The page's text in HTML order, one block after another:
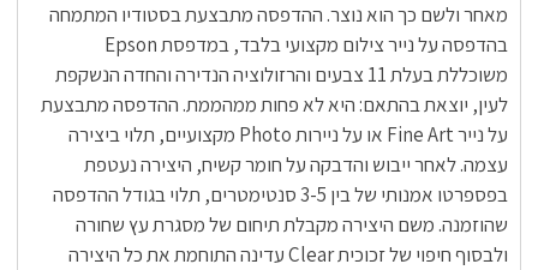
מאחר ולשם כך הוא נוצר. ההדפסה מתבצעת בסטודיו המתמחה
בהדפסה על נייר צילום מקצועי בלבד, במדפסת Epson
משוכללת בעלת 11 צבעים והרזולוציה הנדירה והחדה הנשקפת
לעין, יוצאת בהתאם: היא לא פחות ממהממת. ההדפסה מתבצעת
על נייר Fine Art או על ניירות Photo מקצועיים, תלוי ביצירה
עצמה. לאחר ייבוש והדבקה על חומר קשיח, היצירה נעטפת
בפספרטו אמנותי של בין 3-5 סנטימטרים, תלוי בגודל ההדפסה
שהוזמנה. משם היצירה מקבלת תיחום של מסגרת עץ שחורה
ולבסוף חיפוי של זכוכית Clear עדינה התוחמת את כל היצירה